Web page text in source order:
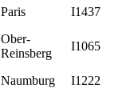
Paris
I1437
Ober-
Reinsberg
I1065
Naumburg
I1222